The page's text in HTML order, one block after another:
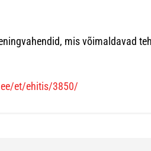
mis võimaldavad
et/ehitis/3850/